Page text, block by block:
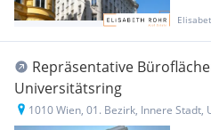
Repräsentative
Universitätsring
1010 Wien, 01. Bezirk, Innere Stadt,